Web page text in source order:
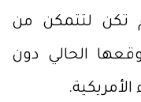
تكن لتتمكن من
الحالي دون